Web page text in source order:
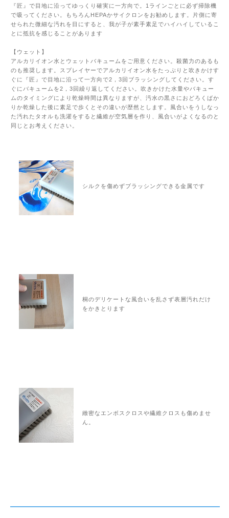
『匠』で目地に沿ってゆっくり確実に一方向で。1ラインごとに必ず掃除機
で吸ってください。もちろんHEPAかサイクロンをお勧めします。片側に寄
せられた微細な汚れを目にすると、我が子が素手素足でハイハイしているこ
とに抵抗を感じることがあります
【ウェット】
アルカリイオン水とウェットバキュームをご用意ください。殺菌力のあるも
のも推奨します。スプレイヤーでアルカリイオン水をたっぷりと吹きかけす
ぐに『匠』で目地に沿って一方向で2，3回ブラッシングしてください。す
ぐにバキュームを2，3回繰り返してください。吹きかけた水量やバキュー
ムのタイミングにより乾燥時間は異なりますが、汚水の黒さにおどろくばか
りか乾燥した後に素足で歩くとその違いが歴然とします。風合いをうしなっ
た汚れたタオルも洗濯をすると繊維が空気層を作り、風合いがよくなるのと
同じとお考えください。
シルクを傷めずブラッシングできる金属です
桐のデリケートな風合いを乱さず表層汚れだけ
をかきとります
緻密なエンボスクロスや繊維クロスも傷めませ
ん。